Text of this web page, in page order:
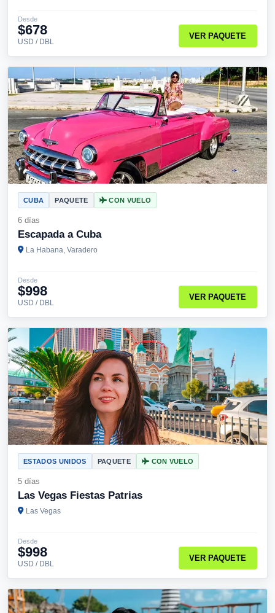
Desde
$678
USD / DBL
VER PAQUETE
CUBA PAQUETE CON VUELO
6 días
Escapada a Cuba
La Habana, Varadero
Desde
$998
USD / DBL
VER PAQUETE
ESTADOS UNIDOS PAQUETE CON VUELO
5 días
Las Vegas Fiestas Patrias
Las Vegas
Desde
$998
USD / DBL
VER PAQUETE